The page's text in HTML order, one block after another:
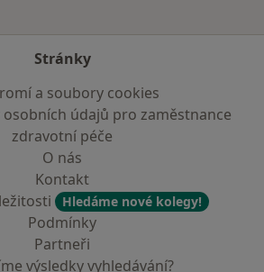
Stránky
a soubory cookies
osobních údajů pro zaměstnance
zdravotní péče
O nás
Kontakt
Hledáme nové kolegy!
Podmínky
Partneři
výsledky vyhledávání?